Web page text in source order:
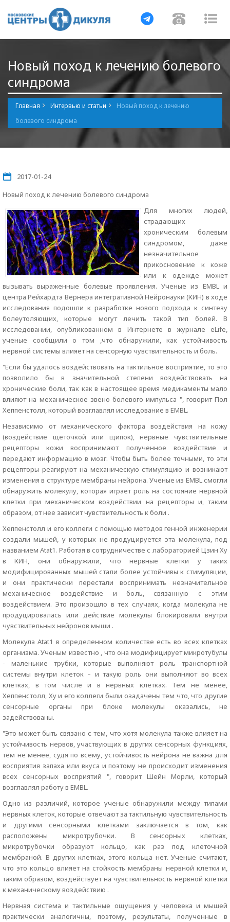
Навигация
Новый поход к лечению болевого
синдрома
Главная Интервью и статьи
Новый поход к лечению
болевого синдрома
2017-01-24
Новый поход к лечению болевого синдрома
Для многих людей,
страдающих
хроническим болевым
синдромом, даже
незначительное
прикосновение к коже
или к одежде может
вызывать выраженные болевые проявления. Ученые из EMBL и
центра Рейхардта Вернера интегративной Нейронауки (КИН) в ходе
исследования подошли к разработке нового подхода к синтезу
болеутоляющих, которые могут лечить такой тип болей. В
исследовании, опубликованном в Интернете в журнале eLife,
ученые сообщили о том ,что обнаружили, как устойчивость
нервной системы влияет на сенсорную чувствительность и боль.
"Если бы удалось воздействовать на тактильное восприятие, то это
позволило бы в значительной степени воздействовать на
хронические боли, так как в настоящее время медикаменты мало
влияют на механическое звено болевого импульса ", говорит Пол
Хеппенстолл, который возглавлял исследование в EMBL.
Независимо от механического фактора воздействия на кожу
(воздействие щеточкой или щипок), нервные чувствительные
рецепторы кожи воспринимают полученное воздействие и
передают информацию в мозг. Чтобы быть более точными, то эти
рецепторы реагируют на механическую стимуляцию и возникают
изменения в структуре мембраны нейрона. Ученые из EMBL смогли
обнаружить молекулу, которая играет роль на состояние нервной
клетки при механическом воздействии на рецепторы и, таким
образом, от нее зависит чувствительность к боли .
Хеппенстолл и его коллеги с помощью методов генной инженерии
создали мышей, у которых не продуцируется эта молекула, под
названием Atat1. Работая в сотрудничестве с лабораторией Цзин Ху
в КИН, они обнаружили, что нервные клетки у таких
модифицированных мышей стали более устойчивы к стимуляции,
и они практически перестали воспринимать незначительное
механическое воздействие и боль, связанную с этим
воздействием. Это произошло в тех случаях, когда молекула не
продуцировалась или действие молекулы блокировали внутри
чувствительных нейронов мыши .
Молекула Atat1 в определенном количестве есть во всех клетках
организма. Ученым известно , что она модифицирует микротубулы
- маленькие трубки, которые выполняют роль транспортной
системы внутри клеток – и такую роль они выполняют во всех
клетках, в том числе и в нервных клетках. Тем не менее,
Хеппенстолл, Ху и его коллеги были озадачены тем что, что другие
сенсорные органы при блоке молекулы оказались, не
задействованы.
"Это может быть связано с тем, что хотя молекула также влияет на
устойчивость нервов, участвующих в других сенсорных функциях,
тем не менее, судя по всему, устойчивость нейрона не важна для
восприятия запаха или вкуса и поэтому не происходит изменения
всех сенсорных восприятий ", говорит Шейн Морли, который
возглавлял работу в EMBL.
Одно из различий, которое ученые обнаружили между типами
нервных клеток, которые отвечают за тактильную чувствительность
и другими сенсорными клетками заключается в том, как
расположены микротрубочки. В сенсорных клетках,
микротрубочки образуют кольцо, как раз под клеточной
мембраной. В других клетках, этого кольца нет. Ученые считают,
что это кольцо влияет на стойкость мембраны нервной клетки и,
таким образом, воздействует на чувствительность нервной клетки
к механическому воздействию .
Нервная система и тактильные ощущения у человека и мышей
практически аналогичны, поэтому, результаты, полученные в